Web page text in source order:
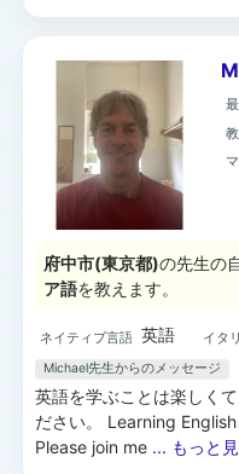
府中市(東京都)の先生の
ア語を教えます。
ネイティブ言語 英語 イタ
Michael先生からのメッセージ
英語を学ぶことは楽しく
ださい。 Learning
Please join me ... もっと